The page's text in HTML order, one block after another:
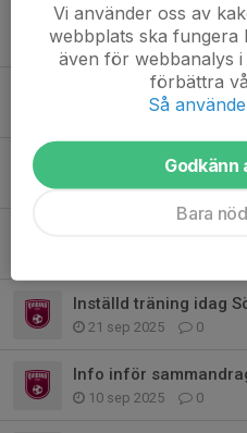
Träningstider 2026
18 dec 2025 0
Sista träningen nu på
10 dec 2025 0
30 okt 2025 0
Inställd träning idag
21 sep 2025 0
Info inför
10 sep 2025 0
Vi använder oss av
webbplats ska fungera
även för webbanalys
förbättra
Så
Godkänn
Bara